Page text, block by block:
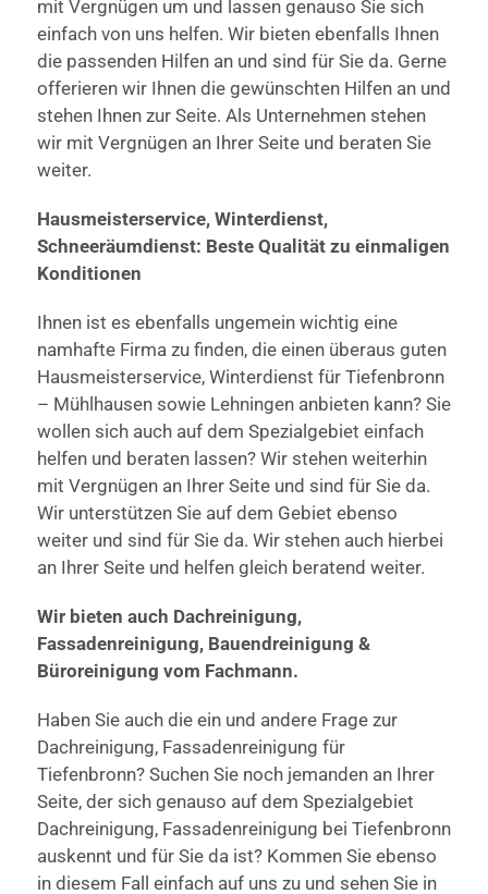
mit Vergnügen um und lassen genauso Sie sich
einfach von uns helfen. Wir bieten ebenfalls Ihnen
die passenden Hilfen an und sind für Sie da. Gerne
offerieren wir Ihnen die gewünschten Hilfen an und
stehen Ihnen zur Seite. Als Unternehmen stehen
wir mit Vergnügen an Ihrer Seite und beraten Sie
weiter.
Hausmeisterservice, Winterdienst,
Schneeräumdienst: Beste Qualität zu einmaligen
Konditionen
Ihnen ist es ebenfalls ungemein wichtig eine
namhafte Firma zu finden, die einen überaus guten
Hausmeisterservice, Winterdienst für Tiefenbronn
– Mühlhausen sowie Lehningen anbieten kann? Sie
wollen sich auch auf dem Spezialgebiet einfach
helfen und beraten lassen? Wir stehen weiterhin
mit Vergnügen an Ihrer Seite und sind für Sie da.
Wir unterstützen Sie auf dem Gebiet ebenso
weiter und sind für Sie da. Wir stehen auch hierbei
an Ihrer Seite und helfen gleich beratend weiter.
Wir bieten auch Dachreinigung,
Fassadenreinigung, Bauendreinigung &
Büroreinigung vom Fachmann.
Haben Sie auch die ein und andere Frage zur
Dachreinigung, Fassadenreinigung für
Tiefenbronn? Suchen Sie noch jemanden an Ihrer
Seite, der sich genauso auf dem Spezialgebiet
Dachreinigung, Fassadenreinigung bei Tiefenbronn
auskennt und für Sie da ist? Kommen Sie ebenso
in diesem Fall einfach auf uns zu und sehen Sie in